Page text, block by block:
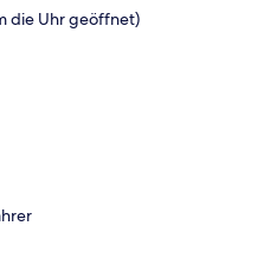
die Uhr geöffnet)